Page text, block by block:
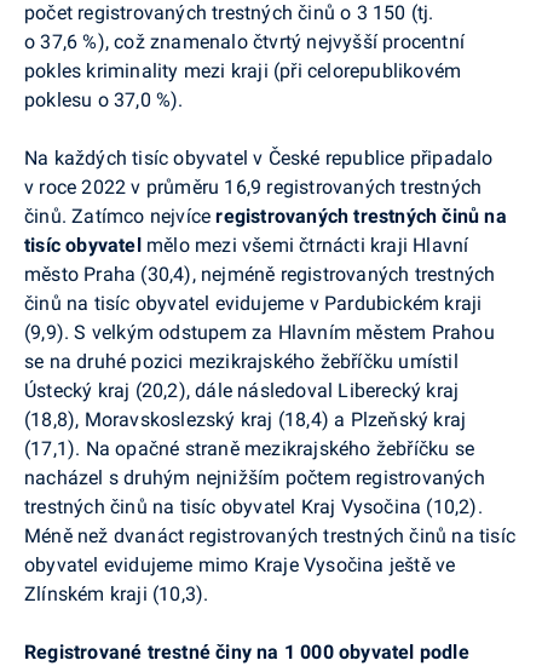
počet registrovaných trestných činů o 3 150 (tj.
o 37,6 %), což znamenalo čtvrtý nejvyšší procentní
pokles kriminality mezi kraji (při celorepublikovém
poklesu o 37,0 %).
Na každých tisíc obyvatel v České republice připadalo
v roce 2022 v průměru 16,9 registrovanýchtrestných
činů. Zatímco nejvíceregistrovaných trestných činů na
tisíc obyvatel mělo mezi všemi čtrnácti kraji Hlavní
město Praha (30,4), nejméně registrovaných trestných
činů na tisíc obyvatel evidujeme v Pardubickém kraji
(9,9). S velkým odstupem za Hlavním městem Prahou
se na druhé pozici mezikrajského žebříčku umístil
Ústecký kraj (20,2), dále následoval Liberecký kraj
(18,8), Moravskoslezský kraj (18,4) a Plzeňský kraj
(17,1). Na opačné straně mezikrajského žebříčku se
nacházel s druhým nejnižším počtem registrovaných
trestných činů na tisíc obyvatel Kraj Vysočina (10,2).
Méně než dvanáct registrovaných trestných činů na tisíc
obyvatel evidujeme mimo Kraje Vysočina ještě ve
Zlínském kraji (10,3).
Registrované trestné činy na 1 000 obyvatel podle